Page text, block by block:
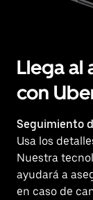
Llega al
con
Seguimiento
Usa los
Nuestra
ayudará a
en caso de